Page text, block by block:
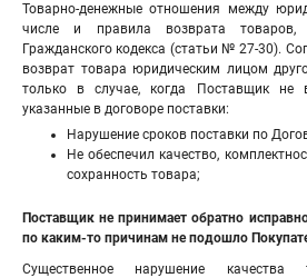
Товарно-денежные отношения между
числе и правила возврата товаров,
Гражданского кодекса (статьи № 27-30).
возврат товара юридическим лицом
только в случае, когда Поставщик не
указанные в договоре поставки:
Нарушение сроков поставки по
Не обеспечил качество,
сохранность товара;
Поставщик не принимает обратно
по каким-то причинам не подошло
Существенное нарушение